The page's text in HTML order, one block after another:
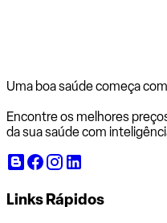
Uma boa saúde começa com
Encontre os melhores
da sua saúde com
Links Rápidos